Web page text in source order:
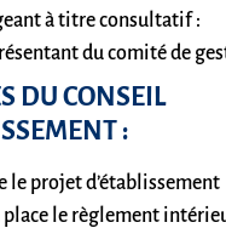
à titre consultatif :
du comité de
DU CONSEIL
:
le projet d’établissement
place le règlement